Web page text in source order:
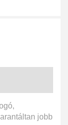
jobb